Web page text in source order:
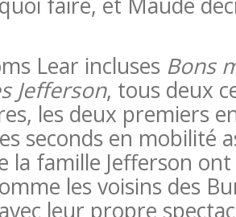
Lear incluses Bons
Jefferson, tous deux
les deux premiers
seconds en mobilité
la famille Jefferson ont
les voisins des
leur propre